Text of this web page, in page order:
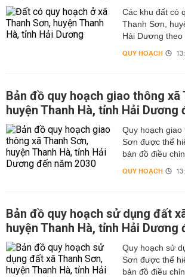
Các khu đất có
Thanh Sơn,
Hải Dương theo
QUY HOẠCH
Bản đồ quy hoạch giao thông xã
huyện Thanh Hà, tỉnh Hải Dương
Quy hoạch giao
Sơn được thể
bản đồ điều
QUY HOẠCH
Bản đồ quy hoạch sử dụng đất
huyện Thanh Hà, tỉnh Hải Dương
Quy hoạch sử
Sơn được thể
bản đồ điều